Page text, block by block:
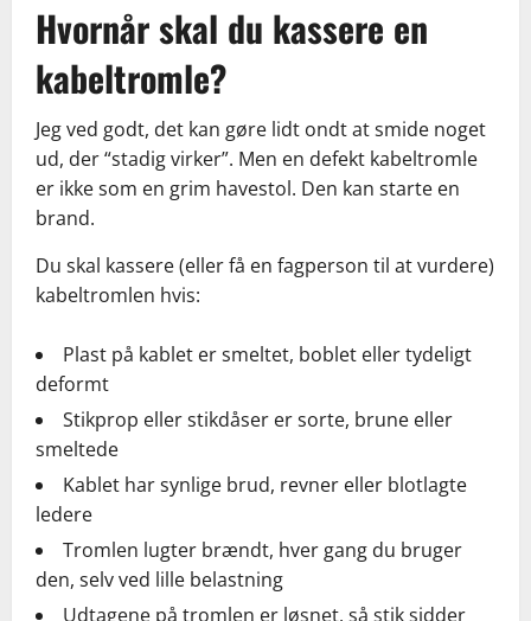
Hvornår skal du kassere en
kabeltromle?
Jeg ved godt, det kan gøre lidt ondt at smide noget
ud, der “stadig virker”. Men en defekt kabeltromle
er ikke som en grim havestol. Den kan starte en
brand.
Du skal kassere (eller få en fagperson til at vurdere)
kabeltromlen hvis:
Plast på kablet er smeltet, boblet eller tydeligt
deformt
Stikprop eller stikdåser er sorte, brune eller
smeltede
Kablet har synlige brud, revner eller blotlagte
ledere
Tromlen lugter brændt, hver gang du bruger
den, selv ved lille belastning
Udtagene på tromlen er løsnet, så stik sidder